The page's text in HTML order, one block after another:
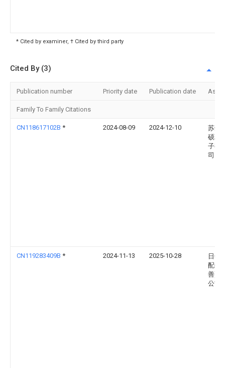
* Cited by examiner, † Cited by third party
Cited By (3)
Publication number Priority date Publication date
Family To Family Citations
CN118617102B * 2024-08-09 2024-12-10
苏州
硕精
子有
司
CN119283409B * 2024-11-13 2025-10-28
日善
配件(
善)有
公司